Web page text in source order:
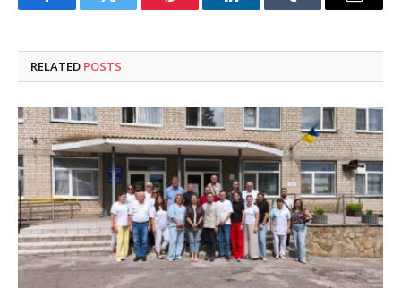
FacebookTwitter Pinterest LinkedInTumblr Email
RELATED POSTS